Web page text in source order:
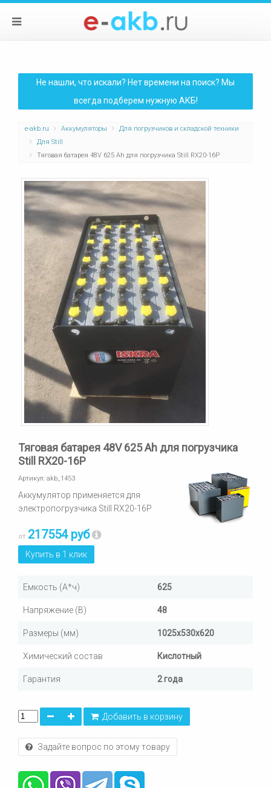
Не нашли, что искали? Нет времени на поиск? Мы
всегда подберем нужную АКБ!
e-akb.ru Аккумуляторы
Для погрузчиков и складской техники
Для Still
Тяговая батарея 48V 625 Ah для погрузчика Still RX20-16P
Тяговая батарея 48V 625 Ah для погрузчика
Still RX20-16P
Артикул: akb_1453
Аккумулятор применяется для
электропогрузчика Still RX20-16P
от 217554 руб
Купить в 1 клик
Емкость (А*ч) 625
Напряжение (В) 48
Размеры (мм) 1025х530х620
Химический состав Кислотный
Гарантия 2 года
Добавить в корзину
Задайте вопрос по этому товару